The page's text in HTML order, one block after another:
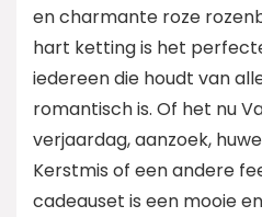
en charmante roze
hart ketting is het
iedereen die houdt van
romantisch is. Of het nu
verjaardag, aanzoek,
Kerstmis of een andere
cadeauset is een mooie